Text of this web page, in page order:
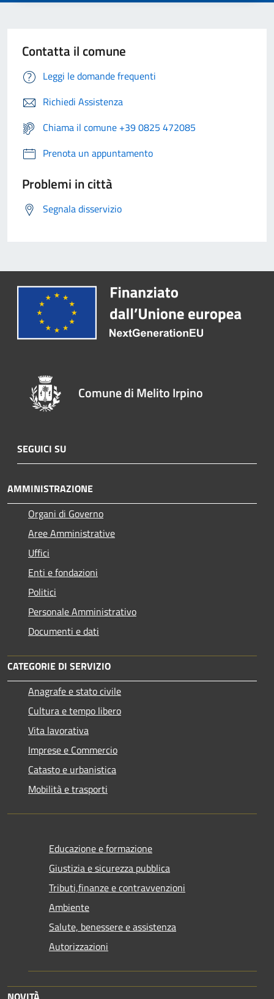
Contatta il comune
Leggi le domande frequenti
Richiedi Assistenza
Chiama il comune +39 0825 472085
Prenota un appuntamento
Problemi in città
Segnala disservizio
Comune di Melito Irpino
SEGUICI SU
AMMINISTRAZIONE
Organi di Governo
Aree Amministrative
Uffici
Enti e fondazioni
Politici
Personale Amministrativo
Documenti e dati
CATEGORIE DI SERVIZIO
Anagrafe e stato civile
Cultura e tempo libero
Vita lavorativa
Imprese e Commercio
Catasto e urbanistica
Mobilità e trasporti
Educazione e formazione
Giustizia e sicurezza pubblica
Tributi,finanze e contravvenzioni
Ambiente
Salute, benessere e assistenza
Autorizzazioni